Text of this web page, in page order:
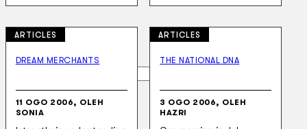
Cari laman web
×
ARTICLES
DREAM MERCHANTS
11 OGO 2006, OLEH
SONIA
ARTICLES
THE NATIONAL DNA
3 OGO 2006, OLEH
HAZRI